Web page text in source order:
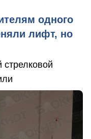
одного
лифт, но